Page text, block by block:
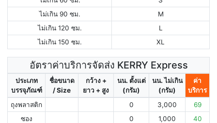
ไม่เกิน 90 ซม.
M
ไม่เกิน 120 ซม.
L
ไม่เกิน 150 ซม.
XL
อัตราค่าบริการจัดส่ง KERRY Express
ประเภท
บรรจุภัณฑ์
ชื่อขนาด
/ Size
กว้าง +
ยาว + สูง
นน. ตั้งแต่
(กรัม)
นน. ไม่เกิน
(กรัม)
ค่า
บริการ
ถุงพลาสติก
0 3,000
69
ซอง
0 1,000 40